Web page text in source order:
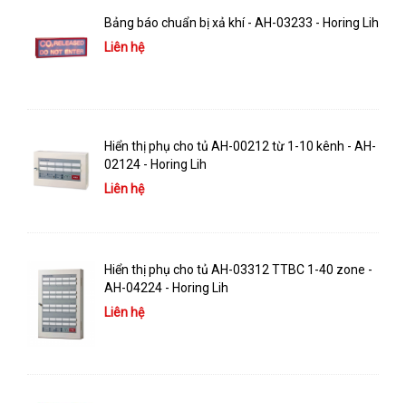
Bảng báo chuẩn bị xả khí - AH-03233 - Horing Lih
Liên hệ
Hiển thị phụ cho tủ AH-00212 từ 1-10 kênh - AH-
02124 - Horing Lih
Liên hệ
Hiển thị phụ cho tủ AH-03312 TTBC 1-40 zone -
AH-04224 - Horing Lih
Liên hệ